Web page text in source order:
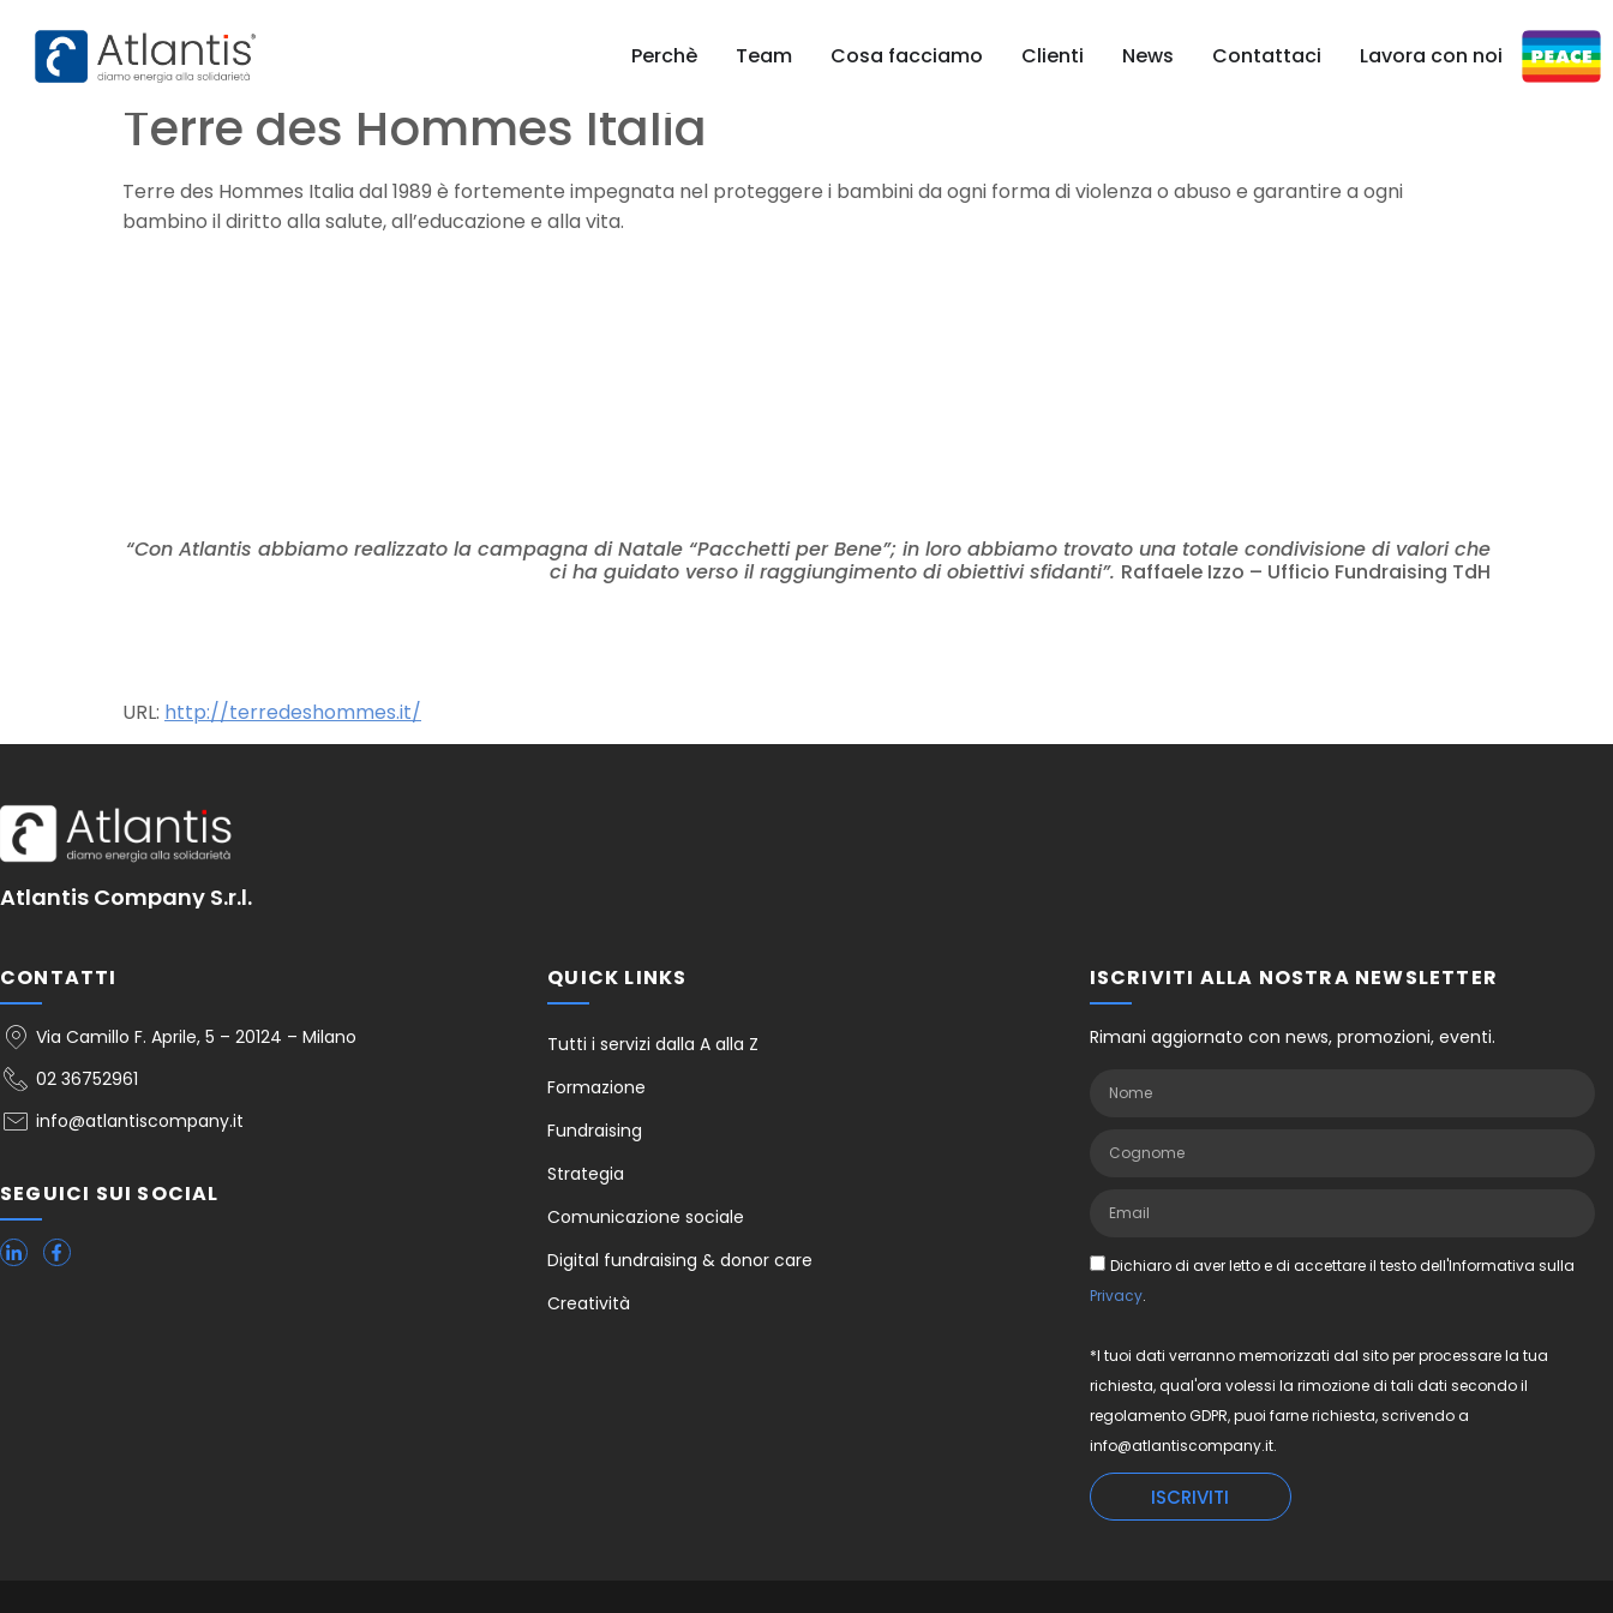
Perchè
Team Cosa facciamo Clienti News Contattaci Lavora con noi
Terre des Hommes Italia
Terre des Hommes Italia dal 1989 è fortemente impegnata nel proteggere i bambini da ogni forma di violenza o abuso e garantire a ogni
bambino il diritto alla salute, all’educazione e alla vita.
“Con Atlantis abbiamo realizzato la campagna di Natale “Pacchetti per Bene”; in loro abbiamo trovato una totale condivisione di valori che
ci ha guidato verso il raggiungimento di obiettivi sfidanti”. Raffaele Izzo – Ufficio Fundraising TdH
URL: http://terredeshommes.it/
Atlantis Company S.r.l.
CONTATTI
Via Camillo F. Aprile, 5 – 20124 – Milano
02 36752961
info@atlantiscompany.it
SEGUICI SUI SOCIAL
QUICK LINKS
Tutti i servizi dalla A alla Z
Formazione
Fundraising
Strategia
Comunicazione sociale
Digital fundraising & donor care
Creatività
ISCRIVITI ALLA NOSTRA NEWSLETTER
Rimani aggiornato con news, promozioni, eventi.
Dichiaro di aver letto e di accettare il testo dell'Informativa sulla
Privacy.
*I tuoi dati verranno memorizzati dal sito per processare la tua
richiesta, qual'ora volessi la rimozione di tali dati secondo il
regolamento GDPR, puoi farne richiesta, scrivendo a
info@atlantiscompany.it.
ISCRIVITI